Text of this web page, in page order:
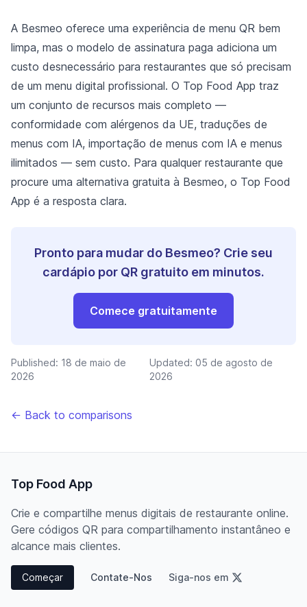
A Besmeo oferece uma experiência de menu QR bem
limpa, mas o modelo de assinatura paga adiciona um
custo desnecessário para restaurantes que só precisam
de um menu digital profissional. O Top Food App traz
um conjunto de recursos mais completo —
conformidade com alérgenos da UE, traduções de
menus com IA, importação de menus com IA e menus
ilimitados — sem custo. Para qualquer restaurante que
procure uma alternativa gratuita à Besmeo, o Top Food
App é a resposta clara.
Pronto para mudar do Besmeo? Crie seu
cardápio por QR gratuito em minutos.
Comece gratuitamente
Published: 18 de maio de
2026
Updated: 05 de agosto de
2026
← Back to comparisons
Top Food App
Crie e compartilhe menus digitais de restaurante online.
Gere códigos QR para compartilhamento instantâneo e
alcance mais clientes.
Começar Contate-Nos Siga-nos em